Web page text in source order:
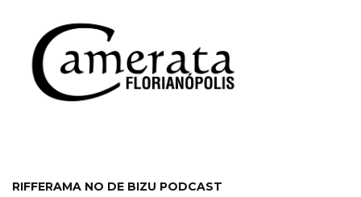
RIFFERAMA NO DE BIZU PODCAST